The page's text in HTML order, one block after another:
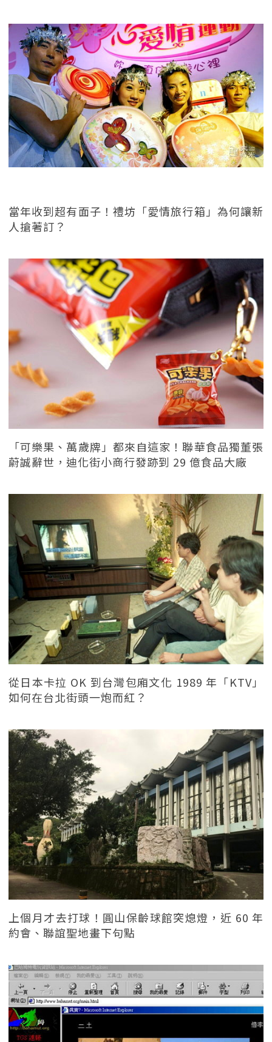
當年收到超有面子！禮坊「愛情旅行箱」為何讓新
人搶著訂？
「可樂果、萬歲牌」都來自這家！聯華食品獨董張
蔚誠辭世，迪化街小商行發跡到 29 億食品大廠
從日本卡拉 OK 到台灣包廂文化 1989 年「KTV」
如何在台北街頭一炮而紅？
上個月才去打球！圓山保齡球館突熄燈，近 60 年
約會、聯誼聖地畫下句點